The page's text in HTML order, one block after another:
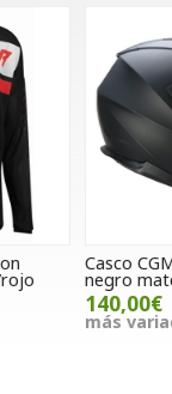
Casco CGM 666A
negro mate
140,00€
más variaciones